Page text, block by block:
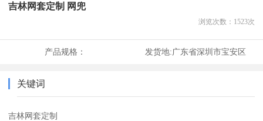
吉林网套定制 网兜
浏览次数： 1523次
产品规格： 发货地:广东省深圳市宝安区
关键词
吉林网套定制